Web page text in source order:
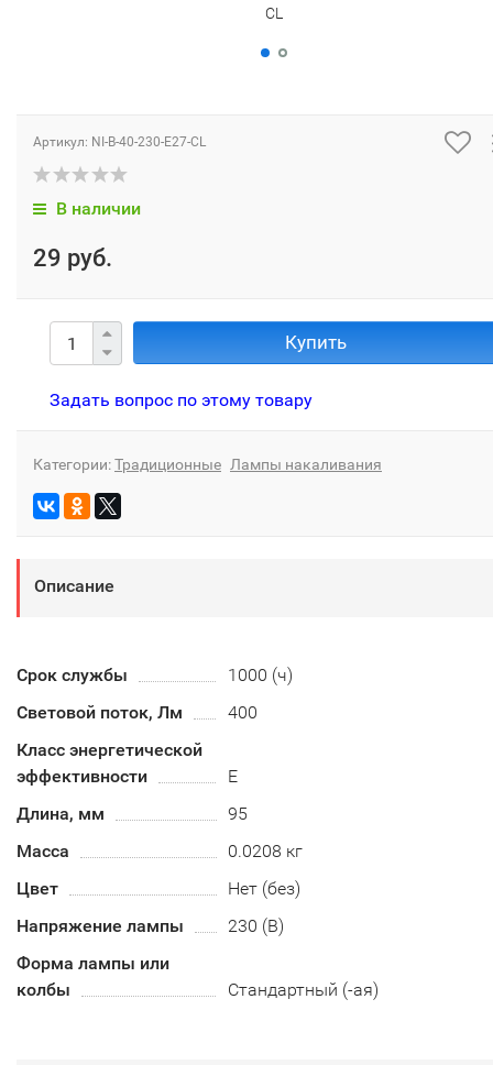
CL
Артикул: NI-B-40-230-E27-CL
В наличии
29 руб.
Купить
Задать вопрос по этому товару
Категории:Традиционные Лампы накаливания
Описание
Срок службы
1000 (ч)
Световой поток, Лм
400
Класс энергетической
эффективности
E
Длина, мм
95
Масса
0.0208 кг
Цвет
Нет (без)
Напряжение лампы
230 (В)
Форма лампы или
колбы
Стандартный (-ая)